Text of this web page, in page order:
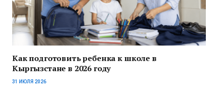
Как подготовить ребенка к школе в
Кыргызстане в 2026 году
31 ИЮЛЯ 2026